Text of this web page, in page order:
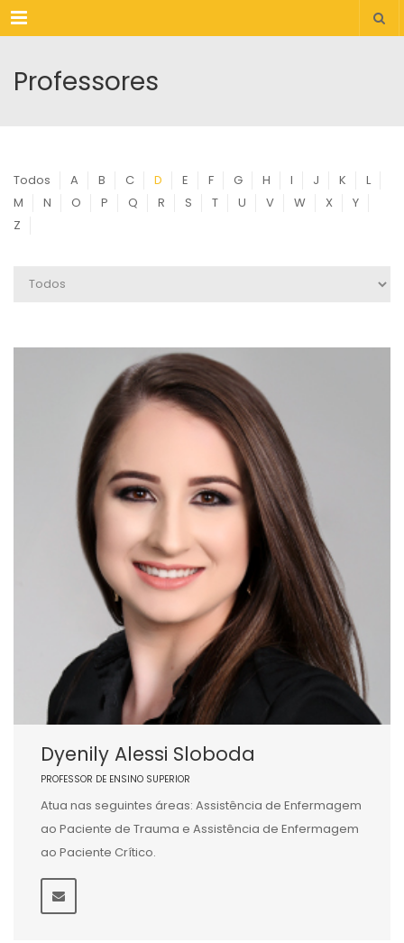
Menu
Professores
Todos A B C D E F G H I J K
L
M
N O P Q R S T U V W X
Y
Z
Dyenily Alessi Sloboda
PROFESSOR DE ENSINO SUPERIOR
Atua nas seguintes áreas: Assistência de Enfermagem
ao Paciente de Trauma e Assistência de Enfermagem
ao Paciente Crítico.